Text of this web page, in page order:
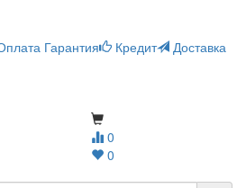
Гарантия Кредит
Доставка
0
0